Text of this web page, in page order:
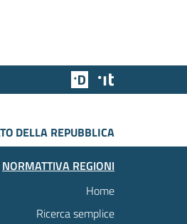
Team Digitale
DELLA REPUBBLICA
NORMATTIVA REGIONI
Home
Ricerca semplice